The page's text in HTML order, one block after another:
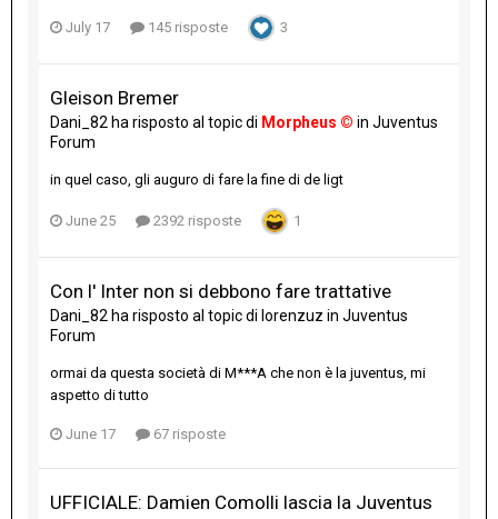
July 17 145 risposte 3
Gleison Bremer
Dani_82 ha risposto al topic di Morpheus © in Juventus
Forum
in quel caso, gli auguro di fare la fine di de ligt
June 25 2392 risposte 1
Con l' Inter non si debbono fare trattative
Dani_82 ha risposto al topic di lorenzuz in Juventus
Forum
ormai da questa società di M***A che non è la juventus, mi
aspetto di tutto
June 17 67 risposte
UFFICIALE: Damien Comolli lascia la Juventus